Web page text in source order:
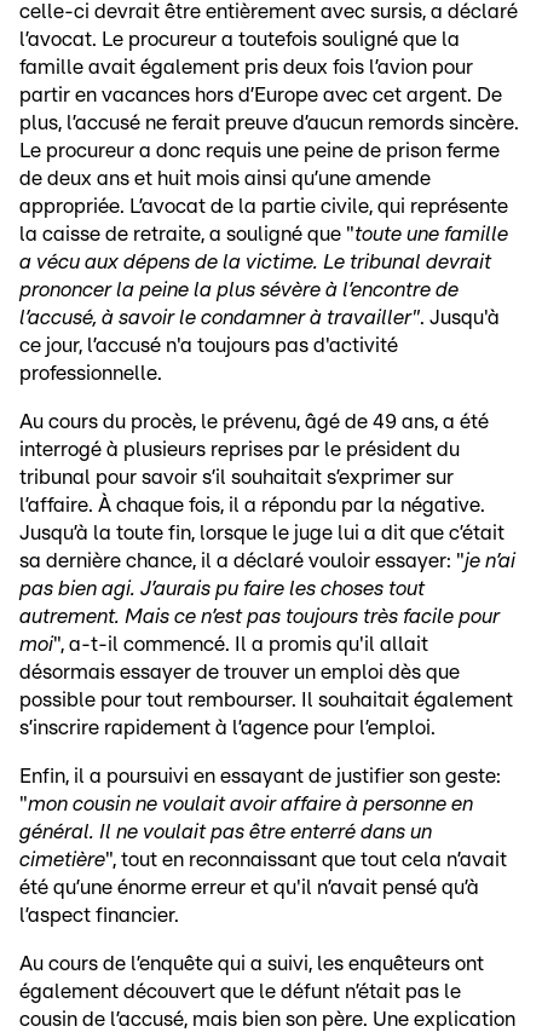
celle-ci devrait être entièrement avec sursis, a déclaré
l’avocat. Le procureur a toutefois souligné que la
famille avait également pris deux fois l’avion pour
partir en vacances hors d’Europe avec cet argent. De
plus, l’accusé ne ferait preuve d’aucun remords sincère.
Le procureur a donc requis une peine de prison ferme
de deux ans et huit mois ainsi qu’une amende
appropriée. L’avocat de la partie civile, qui représente
la caisse de retraite, a souligné que "toute une famille
a vécu aux dépens de la victime. Le tribunal devrait
prononcer la peine la plus sévère à l’encontre de
l’accusé, à savoir le condamner à travailler". Jusqu'à
ce jour, l’accusé n'a toujours pas d'activité
professionnelle.
Au cours du procès, le prévenu, âgé de 49 ans, a été
interrogé à plusieurs reprises par le président du
tribunal pour savoir s’il souhaitait s’exprimer sur
l’affaire. À chaque fois, il a répondu par la négative.
Jusqu’à la toute fin, lorsque le juge lui a dit que c’était
sa dernière chance, il a déclaré vouloir essayer: "je n’ai
pas bien agi. J’aurais pu faire les choses tout
autrement. Mais ce n’est pas toujours très facile pour
moi", a-t-il commencé. Il a promis qu'il allait
désormais essayer de trouver un emploi dès que
possible pour tout rembourser. Il souhaitait également
s’inscrire rapidement à l’agence pour l’emploi.
Enfin, il a poursuivi en essayant de justifier son geste:
"mon cousin ne voulait avoir affaire à personne en
général. Il ne voulait pas être enterré dans un
cimetière", tout en reconnaissant que tout cela n’avait
été qu’une énorme erreur et qu'il n’avait pensé qu’à
l’aspect financier.
Au cours de l’enquête qui a suivi, les enquêteurs ont
également découvert que le défunt n’était pas le
cousin de l’accusé, mais bien son père. Une explication